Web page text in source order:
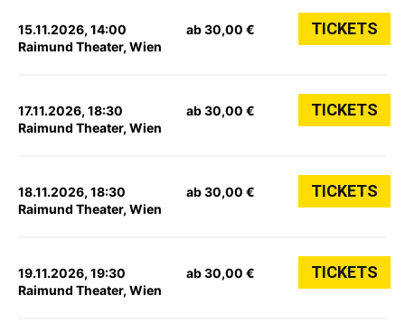
15.11.2026, 14:00
Raimund Theater, Wien
ab 30,00 € TICKETS
17.11.2026, 18:30
Raimund Theater, Wien
ab 30,00 € TICKETS
18.11.2026, 18:30
Raimund Theater, Wien
ab 30,00 € TICKETS
19.11.2026, 19:30
Raimund Theater, Wien
ab 30,00 € TICKETS